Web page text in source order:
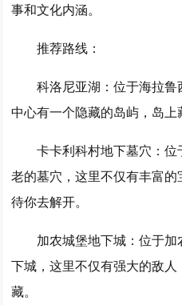
事和文化内涵。
推荐路线：
科洛尼亚湖 ：位于海拉
中心有一个隐藏的岛屿，岛上
卡卡利科村地下墓穴 ：
老的墓穴，这里不仅有丰富
待你去解开。
加农城堡地下城 ：位于
下城，这里不仅有强大的敌
藏。